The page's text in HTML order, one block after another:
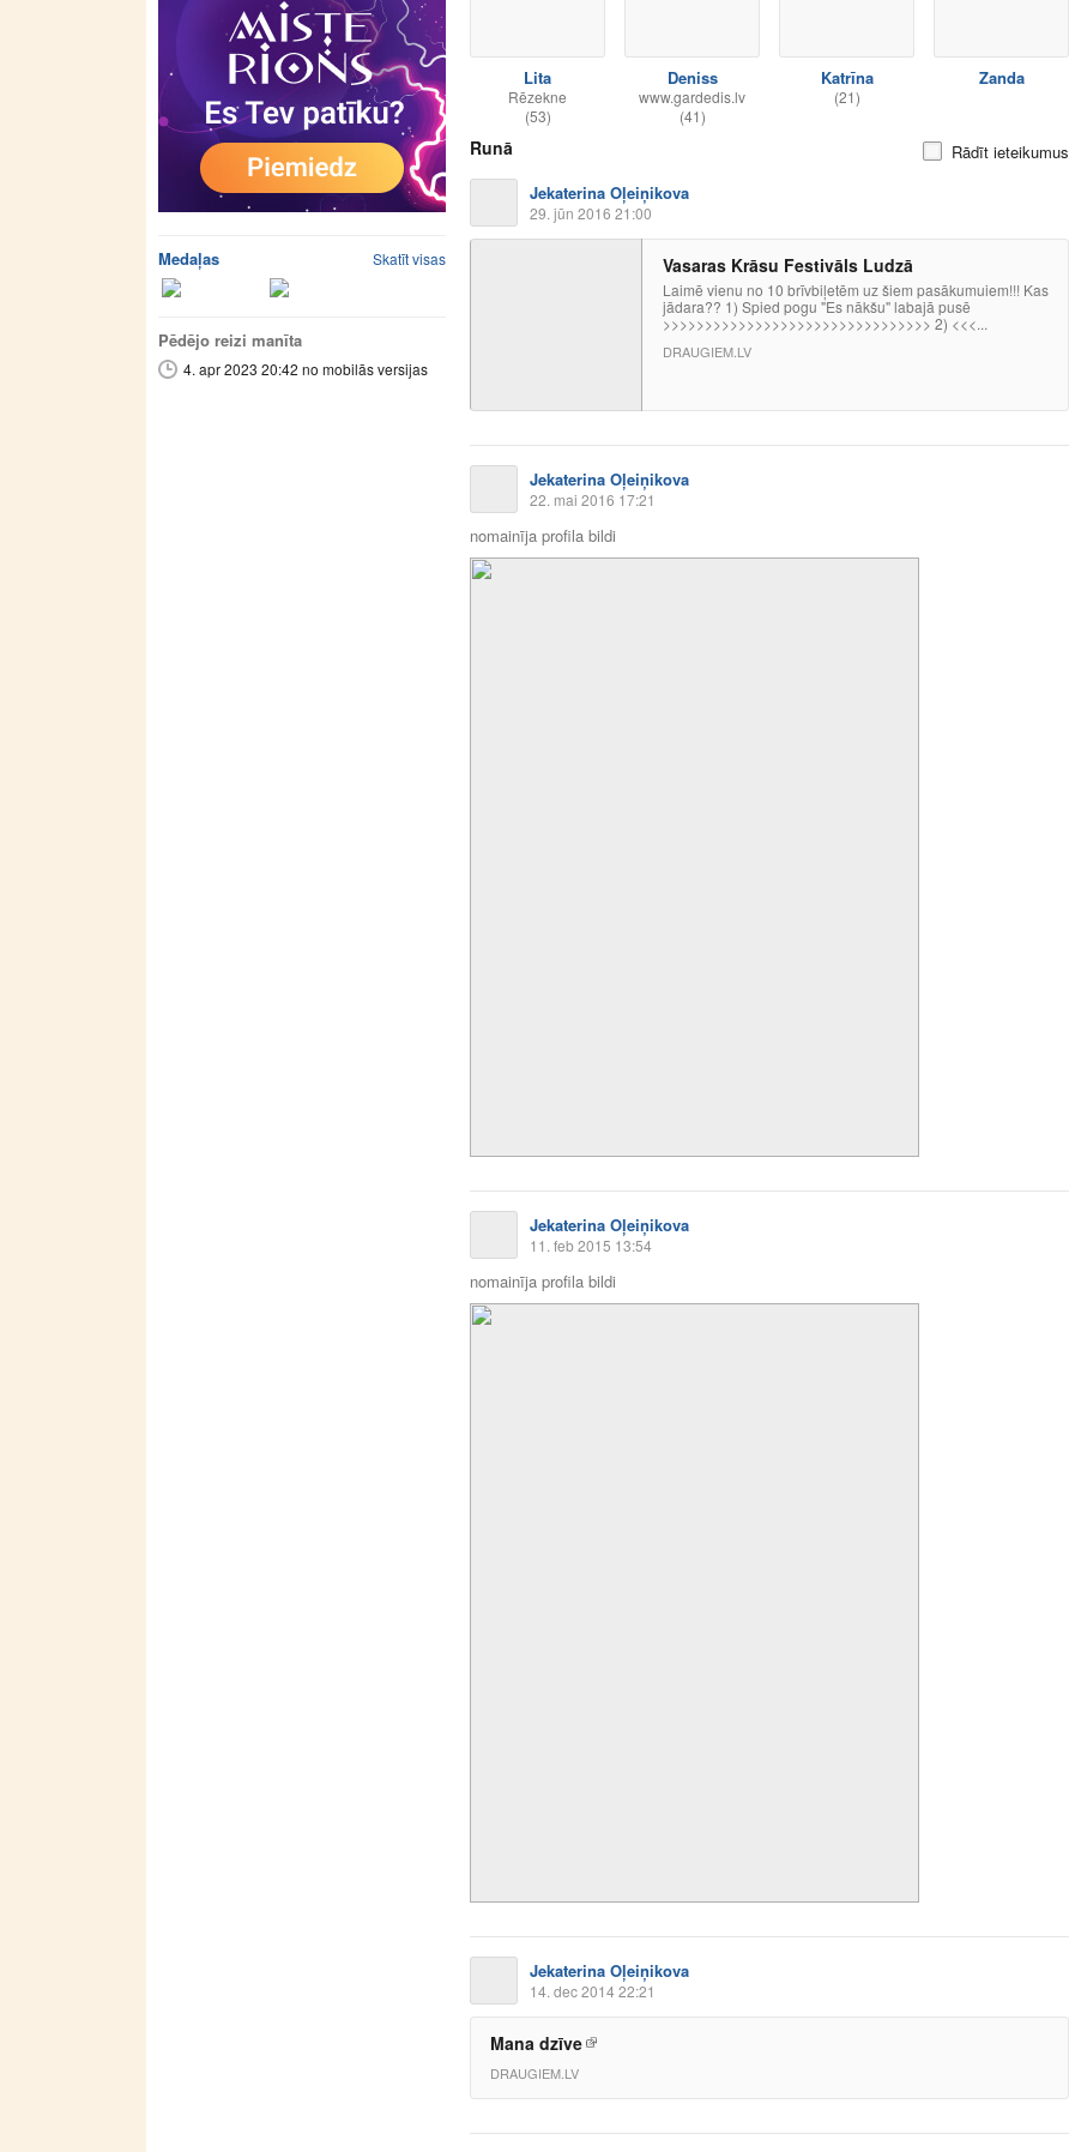
Medaļas Skatīt visas
Pēdējo reizi manīta
4. apr 2023 20:42 no mobilās versijas
Lita
Rēzekne
(53)
Deniss
www.gardedis.lv
(41)
Katrīna
(21)
Zanda
Runā
Rādīt ieteikumus
Jekaterina Oļeiņikova
29. jūn 2016 21:00
Vasaras Krāsu Festivāls Ludzā
Laimē vienu no 10 brīvbiļetēm uz šiem pasākumuiem!!! Kas
jādara?? 1) Spied pogu "Es nākšu" labajā pusē
>>>>>>>>>>>>>>>>>>>>>>>>>>>>>>>> 2) <<<...
DRAUGIEM.LV
Jekaterina Oļeiņikova
22. mai 2016 17:21
nomainīja profila bildi
Jekaterina Oļeiņikova
11. feb 2015 13:54
nomainīja profila bildi
Jekaterina Oļeiņikova
14. dec 2014 22:21
Mana dzīve
DRAUGIEM.LV